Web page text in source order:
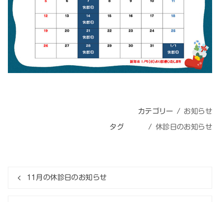
カテゴリー お知らせ
タグ 休診日のお知らせ
11月の休診日のお知らせ